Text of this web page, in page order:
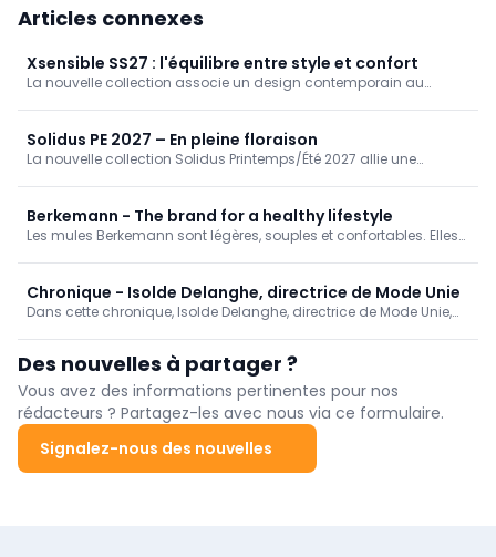
Articles connexes
Xsensible SS27 : l'équilibre entre style et confort
La nouvelle collection associe un design contemporain au
allure soignée et immédiatement reconnaissable. Des sneakers
sportives aux chaussures d'été faciles à enfiler, en passant par
les sandales, la polyvalence est au cœur de la collection.
Solidus PE 2027 – En pleine floraison
La nouvelle collection Solidus Printemps/Été 2027 allie une
Berkemann - The brand for a healthy lifestyle
Les mules Berkemann sont légères, souples et confortables. Elles
Printemps/Été 2027 et laissez-vous inspirer !
Chronique - Isolde Delanghe, directrice de Mode Unie
Dans cette chronique, Isolde Delanghe, directrice de Mode Unie,
en tant que maillon indispensable du tissu social de nos villes et
communes.
Des nouvelles à partager ?
Vous avez des informations pertinentes pour nos
rédacteurs ? Partagez-les avec nous via ce formulaire.
Signalez-nous des nouvelles